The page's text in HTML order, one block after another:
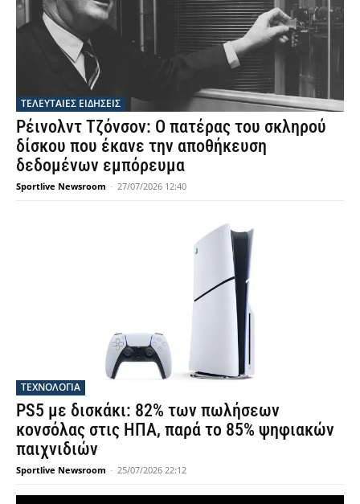
ΤΕΛΕΥΤΑΙΕΣ ΕΙΔΗΣΕΙΣ
Ρέινολντ Τζόνσον: Ο πατέρας του σκληρού
δίσκου που έκανε την αποθήκευση
δεδομένων εμπόρευμα
Sportlive Newsroom - 27/07/2026 12:40
ΤΕΧΝΟΛΟΓΙΑ
PS5 με δισκάκι: 82% των πωλήσεων
κονσόλας στις ΗΠΑ, παρά το 85% ψηφιακών
παιχνιδιών
Sportlive Newsroom - 25/07/2026 22:12